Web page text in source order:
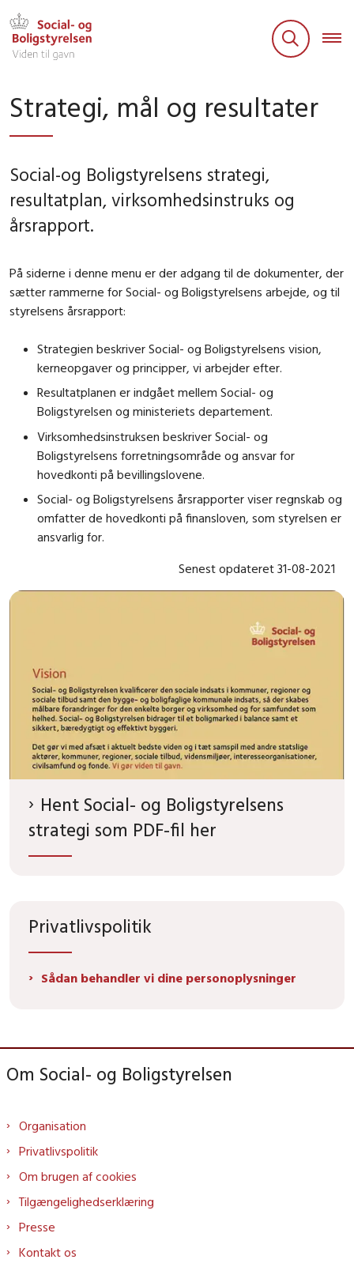
Strategi, mål og resultater
Social-og Boligstyrelsens strategi,
resultatplan, virksomhedsinstruks og
årsrapport.
På siderne i denne menu er der adgang til de dokumenter, der
sætter rammerne for Social- og Boligstyrelsens arbejde, og til
styrelsens årsrapport:
Strategien beskriver Social- og Boligstyrelsens vision,
kerneopgaver og principper, vi arbejder efter.
Resultatplanen er indgået mellem Social- og
Boligstyrelsen og ministeriets departement.
Virksomhedsinstruksen beskriver Social- og
Boligstyrelsens forretningsområde og ansvar for
hovedkonti på bevillingslovene.
Social- og Boligstyrelsens årsrapporter viser regnskab og
omfatter de hovedkonti på finansloven, som styrelsen er
ansvarlig for.
Senest opdateret 31-08-2021
Hent Social- og Boligstyrelsens
strategi som PDF-fil her
Privatlivspolitik
Sådan behandler vi dine personoplysninger
Om Social- og Boligstyrelsen
Organisation
Privatlivspolitik
Om brugen af cookies
Tilgængelighedserklæring
Presse
Kontakt os